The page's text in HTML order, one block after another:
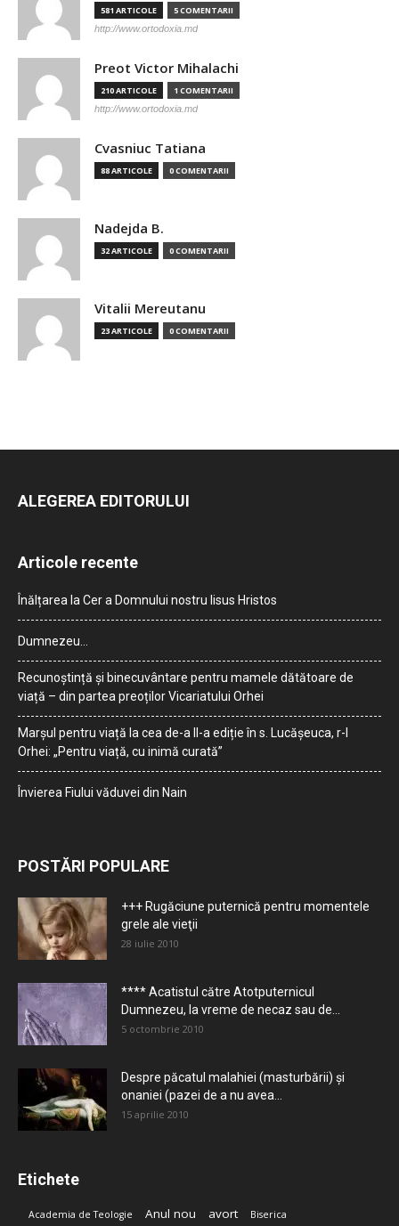
581 ARTICOLE 5 COMENTARII
http://www.ortodoxia.md
Preot Victor Mihalachi
210 ARTICOLE 1 COMENTARII
http://www.ortodoxia.md
Cvasniuc Tatiana
88 ARTICOLE 0 COMENTARII
Nadejda B.
32 ARTICOLE 0 COMENTARII
Vitalii Mereutanu
23 ARTICOLE 0 COMENTARII
ALEGEREA EDITORULUI
Articole recente
Înălțarea la Cer a Domnului nostru Iisus Hristos
Dumnezeu…
Recunoștință și binecuvântare pentru mamele dătătoare de
viață – din partea preoților Vicariatului Orhei
Marșul pentru viață la cea de-a II-a ediție în s. Lucășeuca, r-l
Orhei: „Pentru viață, cu inimă curată”
Învierea Fiului văduvei din Nain
POSTĂRI POPULARE
+++ Rugăciune puternică pentru momentele
grele ale vieţii
28 iulie 2010
**** Acatistul către Atotputernicul
Dumnezeu, la vreme de necaz sau de...
5 octombrie 2010
Despre păcatul malahiei (masturbării) şi
onaniei (pazei de a nu avea...
15 aprilie 2010
Etichete
Academia de Teologie Anul nou avort Biserica